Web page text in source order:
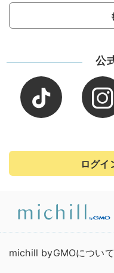
公
ログイ
michill byGMOについて